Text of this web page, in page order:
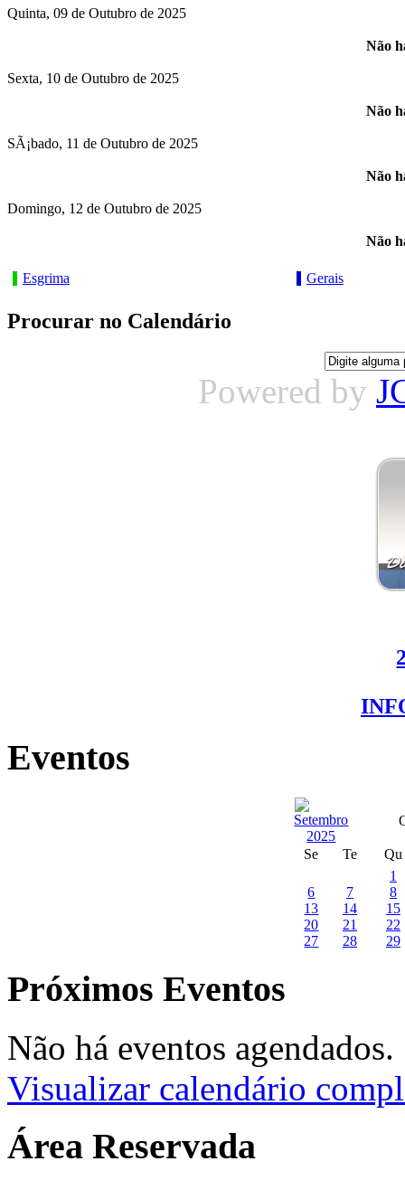
Quinta, 09 de Outubro de 2025
Não
Sexta, 10 de Outubro de 2025
Não
SÃ¡bado, 11 de Outubro de 2025
Não
Domingo, 12 de Outubro de 2025
Não
Esgrima Gerais
Procurar no Calendário
Powered by
Eventos
Se Te
Qu
1
6
7
8
13
14
15
20
21
22
27
28 29
Próximos Eventos
Não há eventos agendados.
Visualizar calendário
Área Reservada